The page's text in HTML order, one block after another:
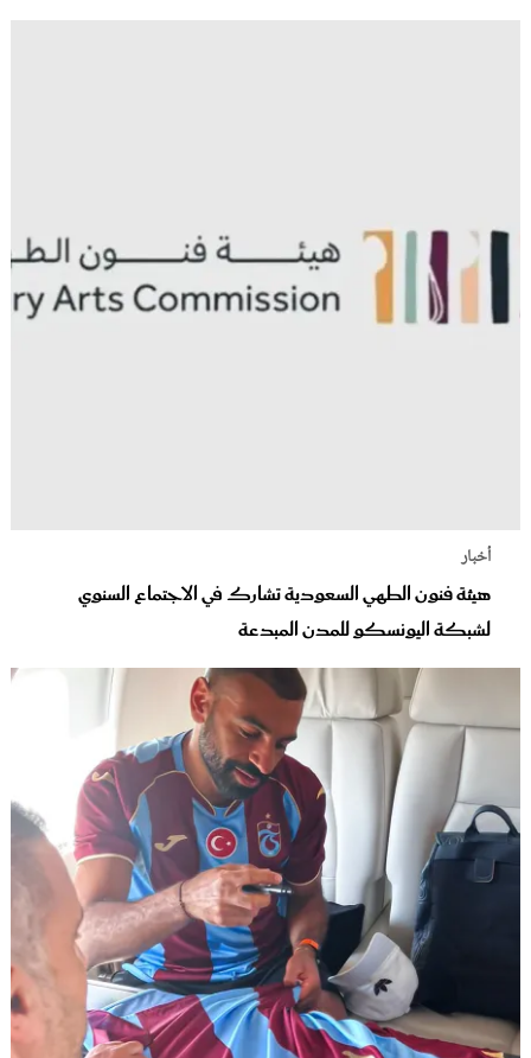
أخبار
هيئة فنون الطهي السعودية تشارك في الاجتماع السنوي
لشبكة اليونسكو للمدن المبدعة